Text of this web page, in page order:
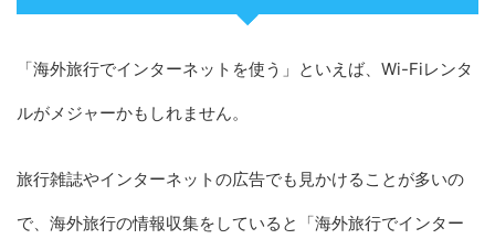
「海外旅行でインターネットを使う」といえば、Wi-Fiレンタ
ルがメジャーかもしれません。
旅行雑誌やインターネットの広告でも見かけることが多いの
で、海外旅行の情報収集をしていると「海外旅行でインター